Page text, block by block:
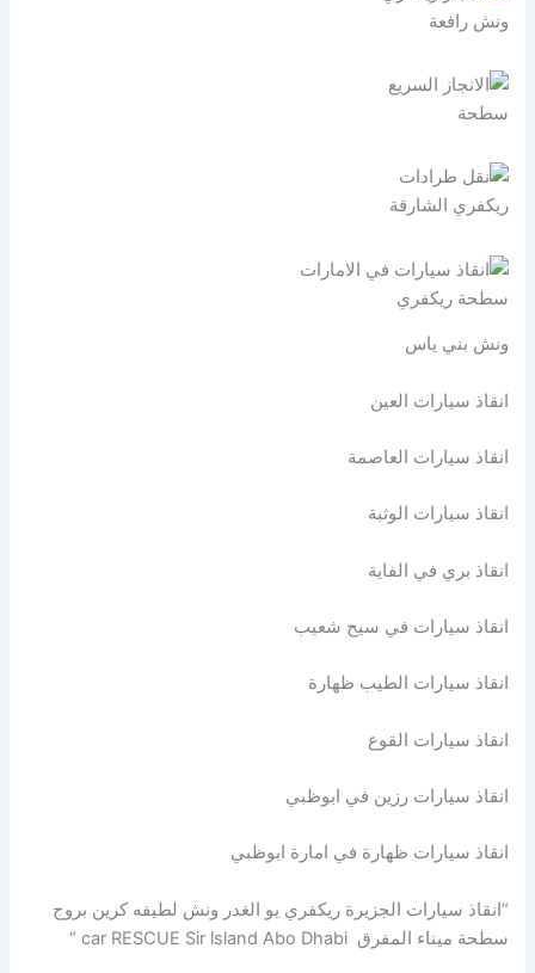
ونش رافعة
سطحة
ريكفري الشارقة
سطحة ريكفري
ونش بني ياس
انقاذ سيارات العين
انقاذ سيارات العاصمة
انقاذ سيارات الوثبة
انقاذ بري في الفاية
انقاذ سيارات في سيح شعيب
انقاذ سيارات الطيب ظهارة
انقاذ سيارات القوع
انقاذ سيارات رزين في ابوظبي
انقاذ سيارات ظهارة في امارة ابوظبي
“انقاذ سيارات الجزيرة ريكفري يو الغدر ونش لطيفه كرين بروج
سطحة ميناء المفرق car RESCUE Sir lsland Abo Dhabi “